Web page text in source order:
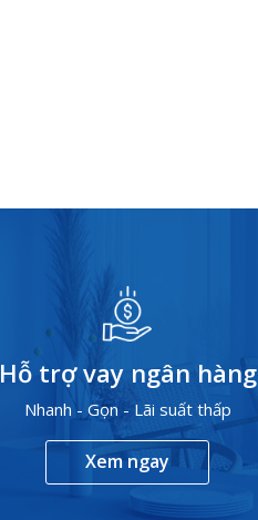
Hỗ trợ vay ngân hàng
Nhanh - Gọn - Lãi suất thấp
Xem ngay